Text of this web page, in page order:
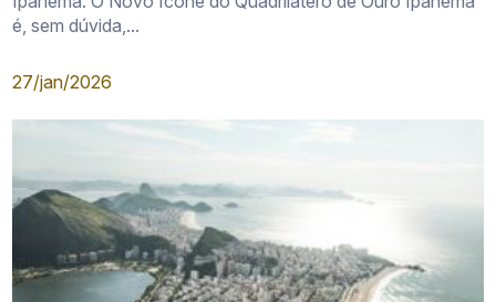
é, sem dúvida,...
27/jan/2026